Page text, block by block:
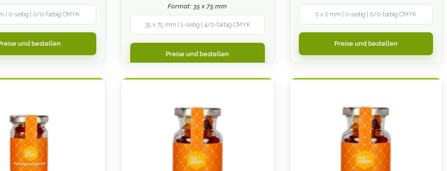
| 0-seitig | 0/0-farbig CMYK
und bestellen
Format: 35 x 75 mm
35 x 75 mm | 1-seitig | 4/0-farbig CMYK
Preise und bestellen
0 x 0 mm | 0-seitig | 0/0-farbig CMYK
Preise und bestellen